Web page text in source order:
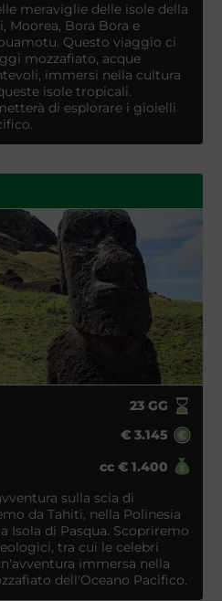
meraviglie delle isole della
Moorea, Bora Bora e
Questo viaggio ci
mozzafiato, acque
immersi nella cultura
isole tropicali.
di esplorare i gioielli
23GG
€ 3.145
cc € 1.400
sulla scia di
da Tahiti, nella Polinesia
Isola di Pasqua. Scopriremo
tra cui le celebri
immersa nella
dell'Oceano Pacifico.